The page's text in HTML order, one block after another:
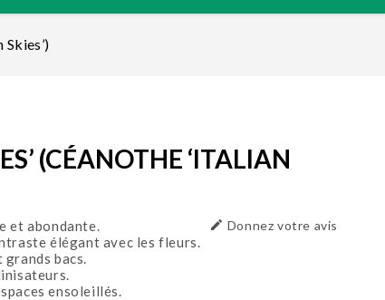
Skies’)
(CÉANOTHE ‘ITALIAN
 Donnez votre avis
et abondante.
élégant avec les fleurs.
bacs.
ensoleillés.